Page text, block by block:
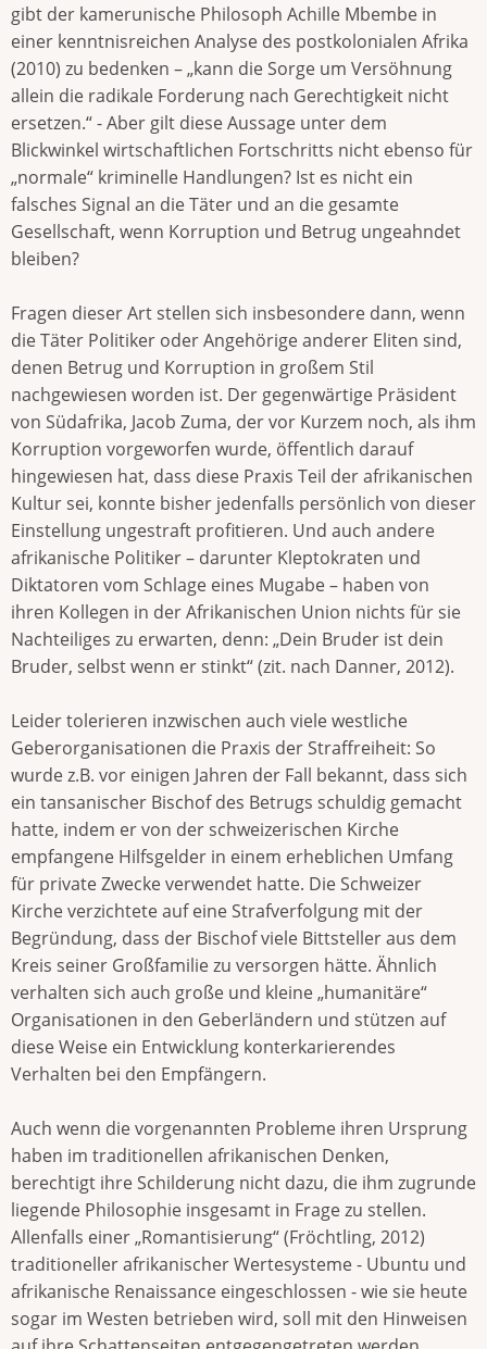
gibt der kamerunische Philosoph Achille Mbembe in
einer kenntnisreichen Analyse des postkolonialen Afrika
(2010) zu bedenken – „kann die Sorge um Versöhnung
allein die radikale Forderung nach Gerechtigkeit nicht
ersetzen.“ - Aber gilt diese Aussage unter dem
Blickwinkel wirtschaftlichen Fortschritts nicht ebenso für
„normale“ kriminelle Handlungen? Ist es nicht ein
falsches Signal an die Täter und an die gesamte
Gesellschaft, wenn Korruption und Betrug ungeahndet
bleiben?
Fragen dieser Art stellen sich insbesondere dann, wenn
die Täter Politiker oder Angehörige anderer Eliten sind,
denen Betrug und Korruption in großem Stil
nachgewiesen worden ist. Der gegenwärtige Präsident
von Südafrika, Jacob Zuma, der vor Kurzem noch, als ihm
Korruption vorgeworfen wurde, öffentlich darauf
hingewiesen hat, dass diese Praxis Teil der afrikanischen
Kultur sei, konnte bisher jedenfalls persönlich von dieser
Einstellung ungestraft profitieren. Und auch andere
afrikanische Politiker – darunter Kleptokraten und
Diktatoren vom Schlage eines Mugabe – haben von
ihren Kollegen in der Afrikanischen Union nichts für sie
Nachteiliges zu erwarten, denn: „Dein Bruder ist dein
Bruder, selbst wenn er stinkt“ (zit. nach Danner, 2012).
Leider tolerieren inzwischen auch viele westliche
Geberorganisationen die Praxis der Straffreiheit: So
wurde z.B. vor einigen Jahren der Fall bekannt, dass sich
ein tansanischer Bischof des Betrugs schuldig gemacht
hatte, indem er von der schweizerischen Kirche
empfangene Hilfsgelder in einem erheblichen Umfang
für private Zwecke verwendet hatte. Die Schweizer
Kirche verzichtete auf eine Strafverfolgung mit der
Begründung, dass der Bischof viele Bittsteller aus dem
Kreis seiner Großfamilie zu versorgen hätte. Ähnlich
verhalten sich auch große und kleine „humanitäre“
Organisationen in den Geberländern und stützen auf
diese Weise ein Entwicklung konterkarierendes
Verhalten bei den Empfängern.
Auch wenn die vorgenannten Probleme ihren Ursprung
haben im traditionellen afrikanischen Denken,
berechtigt ihre Schilderung nicht dazu, die ihm zugrunde
liegende Philosophie insgesamt in Frage zu stellen.
Allenfalls einer „Romantisierung“ (Fröchtling, 2012)
traditioneller afrikanischer Wertesysteme - Ubuntu und
afrikanische Renaissance eingeschlossen - wie sie heute
sogar im Westen betrieben wird, soll mit den Hinweisen